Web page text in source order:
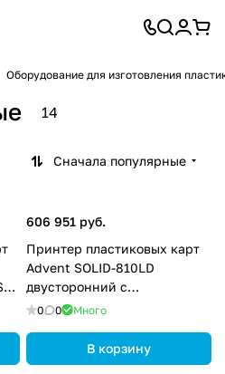
Оборудование для изготовления
14
Сначала популярные
606 951 руб.
Принтер пластиковых карт
Advent SOLID-810LD
двусторонний с
ламинатором, 600 dpi, USB,
0 0 Много
В корзину